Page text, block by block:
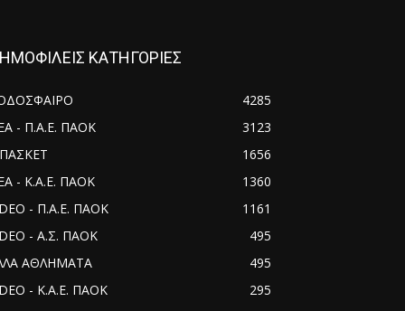
ΚΑΤΗΓΟΡΙΕΣ
4285
- Π.Α.Ε. ΠΑΟΚ
3123
1656
- Κ.Α.Ε. ΠΑΟΚ
1360
- Π.Α.Ε. ΠΑΟΚ
1161
- Α.Σ. ΠΑΟΚ
495
ΑΘΛΗΜΑΤΑ
495
- Κ.Α.Ε. ΠΑΟΚ
295